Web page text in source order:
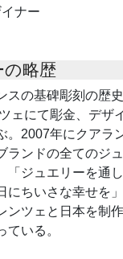
ナー
の略歴
スの基碑彫刻の歴
ェにて彫金、デザ
。2007年にクアラ
ランドの全てのジ
「ジュエリーを通
にちいさな幸せを
ンツェと日本を制
ている。